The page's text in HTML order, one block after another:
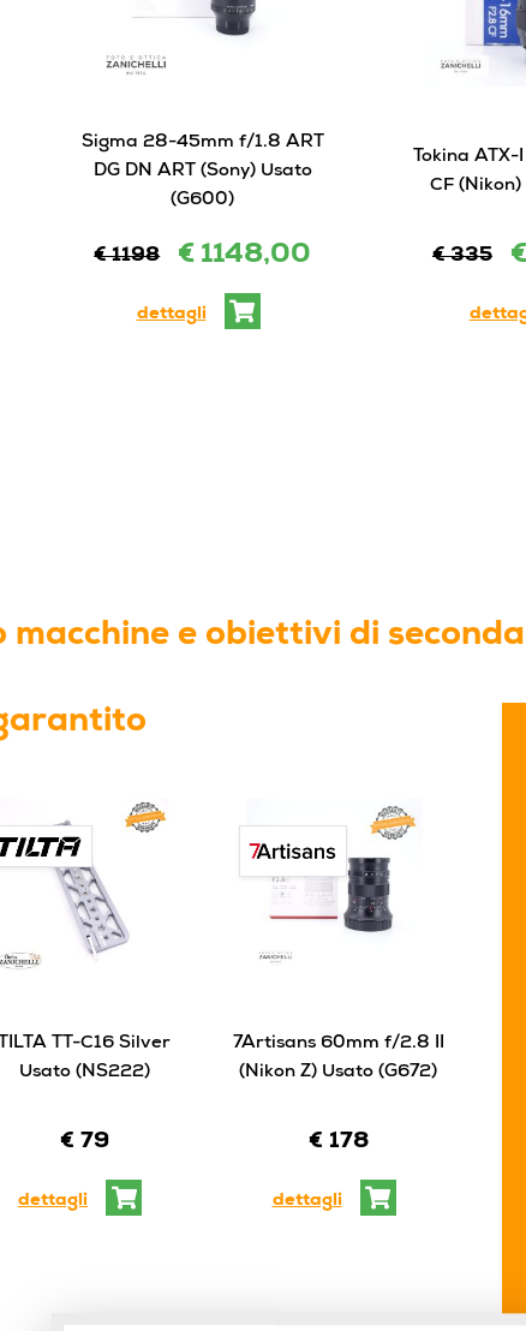
Sigma 28-45mm f/1.8 ART
DG DN ART (Sony) Usato
(G600)
€ 1198 € 1148,00
dettagli
Tokina
CF
€ 335
macchine e obiettivi di seconda
TILTA TT-C16 Silver
Usato (NS222)
€ 79
dettagli
7Artisans 60mm f/2.8 II
(Nikon Z) Usato (G672)
€ 178
dettagli